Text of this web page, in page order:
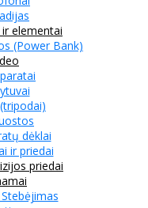
elementai
(Power Bank)
dėklai
ir priedai
priedai